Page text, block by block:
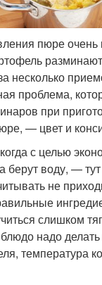
пюре очень
несколько
проблема,
при
— цвет и
с целью
берут воду, —
не
слишком
надо
температура